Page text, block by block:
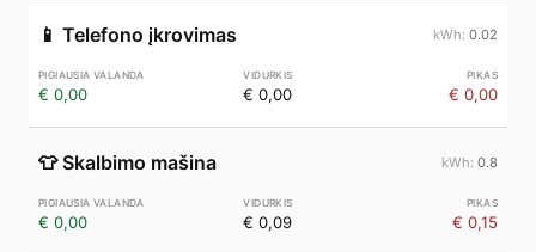
📱 Telefono įkrovimas 0.02
€ 0,00 € 0,00 € 0,00
👕 Skalbimo mašina 0.8
€ 0,00 € 0,09 € 0,15